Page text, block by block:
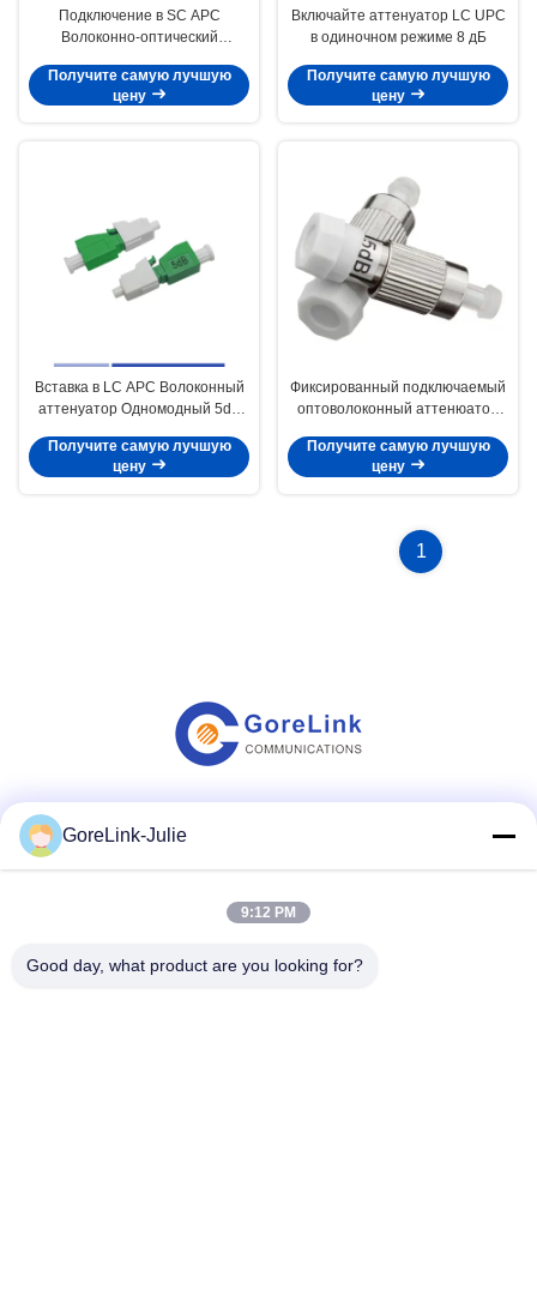
Подключение в SC APC
Волоконно-оптический
10 дБ
Получите самую лучшую
цену
Включайте аттенуатор LC UPC
в одиночном режиме 8 дБ
Получите самую лучшую
цену
Вставка в LC APC Волоконный
аттенуатор Одномодный 5dB
Получите самую лучшую
цену
Фиксированный подключаемый
оптоволоконный аттенюатор
Получите самую лучшую
цену
1
Социальные сети
GoreLink-Julie
9:12 PM
Good day, what product are you looking for?